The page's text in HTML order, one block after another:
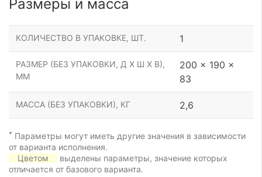
Размеры и масса
КОЛИЧЕСТВО В УПАКОВКЕ, ШТ. 1
РАЗМЕР (БЕЗ УПАКОВКИ, Д Х Ш Х В),
ММ
200 x 190 x
83
МАССА (БЕЗ УПАКОВКИ), КГ 2,6
* Параметры могут иметь другие значения в зависимости
от варианта исполнения.
Цветом
выделены параметры, значение которых
отличается от базового варианта.